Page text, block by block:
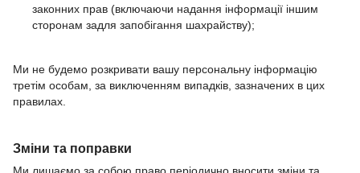
законних прав (включаючи надання інформації іншим
сторонам задля запобігання шахрайству);
Ми не будемо розкривати вашу персональну інформацію
третім особам, за виключенням випадків, зазначених в цих
правилах.
Зміни та поправки